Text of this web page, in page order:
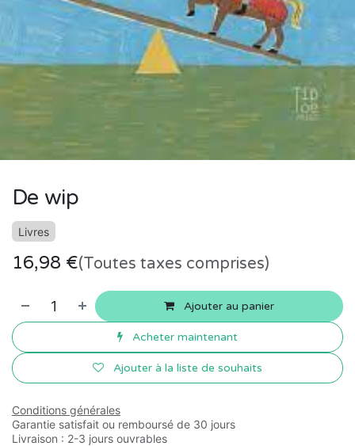
De wip
Livres
16,98 €(Toutes taxes comprises)
Ajouter au panier
Acheter maintenant
Ajouter à la liste de souhaits
Conditions générales
Garantie satisfait ou remboursé de 30 jours
Livraison : 2-3 jours ouvrables